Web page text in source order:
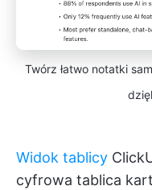
Twórz łatwo notatki
Widok tablicy
cyfrowa tablica